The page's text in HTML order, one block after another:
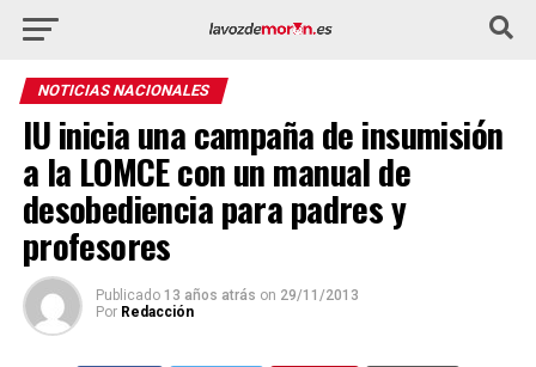
NOTICIAS NACIONALES
IU inicia una campaña de insumisión
a la LOMCE con un manual de
desobediencia para padres y
profesores
Publicado 13 años atrás on 29/11/2013
Por Redacción